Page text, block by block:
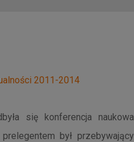
2011-2014
się konferencja naukowa
był przebywający